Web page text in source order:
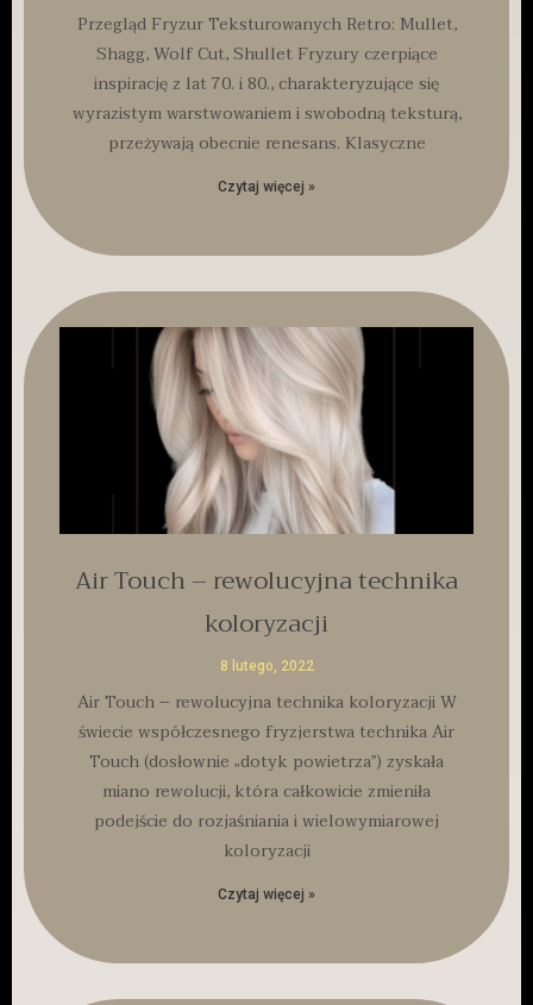
Przegląd Fryzur Teksturowanych Retro: Mullet,
Shagg, Wolf Cut, Shullet Fryzury czerpiące
inspirację z lat 70. i 80., charakteryzujące się
wyrazistym warstwowaniem i swobodną teksturą,
przeżywają obecnie renesans. Klasyczne
Czytaj więcej »
Air Touch – rewolucyjna technika
koloryzacji
8 lutego, 2022
Air Touch – rewolucyjna technika koloryzacji W
świecie współczesnego fryzjerstwa technika Air
Touch (dosłownie „dotyk powietrza”) zyskała
miano rewolucji, która całkowicie zmieniła
podejście do rozjaśniania i wielowymiarowej
koloryzacji
Czytaj więcej »